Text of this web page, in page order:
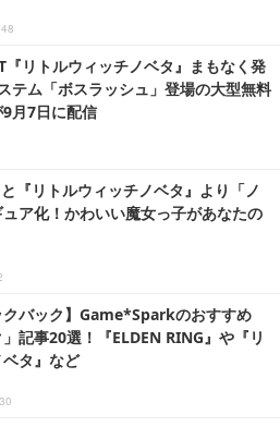
『リトルウィッチノベタ』まもなく発
テム「ボスラッシュ」登場の大型無料
月7日に配信
『リトルウィッチノベタ』より「ノ
ア化！かわいい魔女っ子があなたの
クバック】Game*Sparkのおすすめ
」記事20選！『ELDEN RING』や『リ
ベタ』など